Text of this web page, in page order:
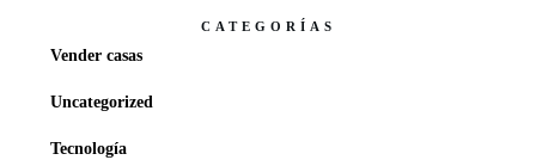
CATEGORÍAS
Vender casas
Uncategorized
Tecnología